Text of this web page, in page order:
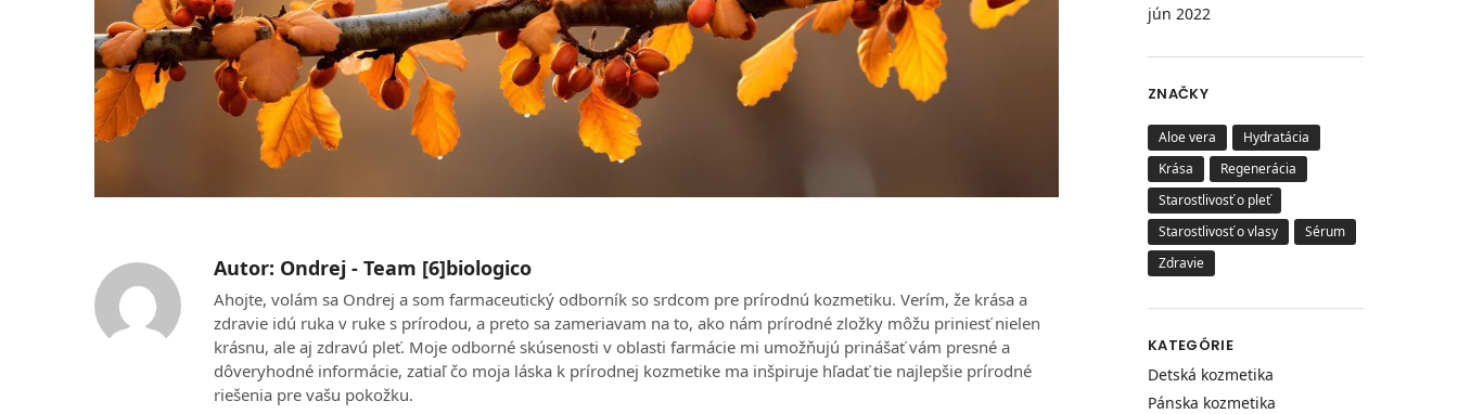
Autor: Ondrej - Team [6]biologico
Ahojte, volám sa Ondrej a som farmaceutický odborník so srdcom pre prírodnú kozmetiku. Verím, že krása a
zdravie idú ruka v ruke s prírodou, a preto sa zameriavam na to, ako nám prírodné zložky môžu priniesť nielen
krásnu, ale aj zdravú pleť. Moje odborné skúsenosti v oblasti farmácie mi umožňujú prinášať vám presné a
dôveryhodné informácie, zatiaľ čo moja láska k prírodnej kozmetike ma inšpiruje hľadať tie najlepšie prírodné
riešenia pre vašu pokožku.
jún 2022
ZNAČKY
Aloe vera
Hydratácia
Krása
Regenerácia
Starostlivosť o pleť
Starostlivosť o vlasy
Sérum
Zdravie
KATEGÓRIE
Detská kozmetika
Pánska kozmetika